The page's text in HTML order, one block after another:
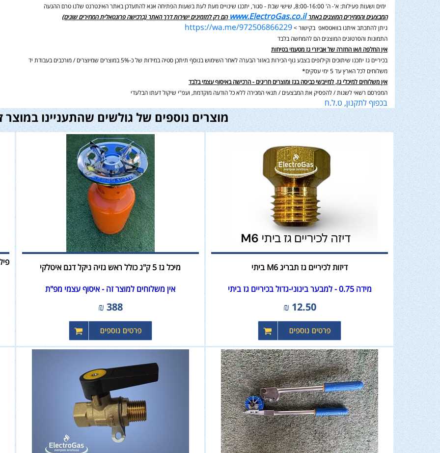
ימים ושעות פעילות: א'- ה' 8:00-16:00, שישי שבת - סגור,
יתכנו שינויים מעת לעת בשעות הפתיחה אנא להתעדכן באתר האינטרנט שלנו טרם ההגעה
המבצעים והמחירים המוצגים באתר www.ElectroGas.co.il הם רק למזמינים ישירות דרך האתר (ברכישה פרונטאלית המחירים שונים)
ניתן להתכתב איתנו בוואטסאפ בקישור >https://wa.me/972506866229
התמונות והסרטונים המוצגים הם להמחשה בלבד
אין החלפה ו/או החזרה של אביזרי גז מטעמי בטיחות
בכיריים גז יתכנו שיתוכים וקילופים בצבע גוף הכירות באזור הבערה לאחר השימוש בנוסף תיתכן סטיה במידות של כ-5% במוצרים שמיוצרים / מורכבים בעבודת יד
משלוחים לכל הארץ עד 5 ימי עסקים*
אין משלוחים למיכלי גז, למייבשי כביסה בגז ומוצרים חריגים - הרכישה באיסוף עצמי בלבד
המפרסם רשאי לשנות / להפסיק את המבצעים / תנאי המכירה ללא כל הודעה מוקדמת, ועפ"י שיקול דעתו הבלעדי
בכפוף לתקנון, ט.ל.ח
מוצרים נוספים של גולשים שהתעניינו במוצר
דיזות לכיריים גז תבריג M6 ביתי
מידה 0.75 - למבער בינוני-גדול בכיריים גז ביתי
12.50
₪
מיכל גז 5 ק"ג כולל ראש גזיה ניקל דגם איטלקי
אין משלוחים למוצר זה - איסוף עצמי מפ"ת
388
₪